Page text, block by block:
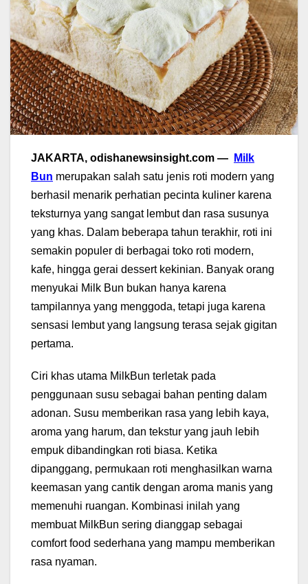
JAKARTA, odishanewsinsight.com —
Milk
Bun merupakan salah satu jenis roti modern yang
berhasil menarik perhatian pecinta kuliner karena
teksturnya yang sangat lembut dan rasa susunya
yang khas. Dalam beberapa tahun terakhir, roti ini
semakin populer di berbagai toko roti modern,
kafe, hingga gerai dessert kekinian. Banyak orang
menyukai Milk Bun bukan hanya karena
tampilannya yang menggoda, tetapi juga karena
sensasi lembut yang langsung terasa sejak gigitan
pertama.
Ciri khas utama MilkBun terletak pada
penggunaan susu sebagai bahan penting dalam
adonan. Susu memberikan rasa yang lebih kaya,
aroma yang harum, dan tekstur yang jauh lebih
empuk dibandingkan roti biasa. Ketika
dipanggang, permukaan roti menghasilkan warna
keemasan yang cantik dengan aroma manis yang
memenuhi ruangan. Kombinasi inilah yang
membuat MilkBun sering dianggap sebagai
comfort food sederhana yang mampu memberikan
rasa nyaman.